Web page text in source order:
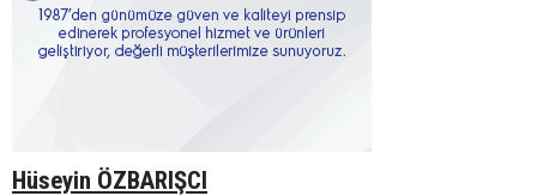
Hüseyin ÖZBARIŞCI